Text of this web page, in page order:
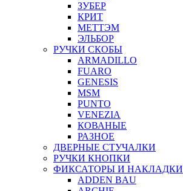
ЗУБЕР
КРИТ
МЕТТЭМ
ЭЛЬБОР
РУЧКИ СКОБЫ
ARMADILLO
FUARO
GENESIS
MSM
PUNTO
VENEZIA
КОВАНЫЕ
РАЗНОЕ
ДВЕРНЫЕ СТУЧАЛКИ
РУЧКИ КНОПКИ
ФИКСАТОРЫ И НАКЛАДКИ
ADDEN BAU